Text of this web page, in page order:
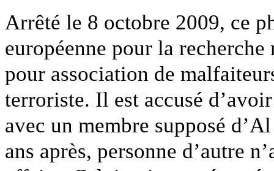
Arrêté le 8 octobre 2009, ce
européenne pour la
pour association de
terroriste. Il est accusé
avec un membre supposé
ans après, personne d’autre